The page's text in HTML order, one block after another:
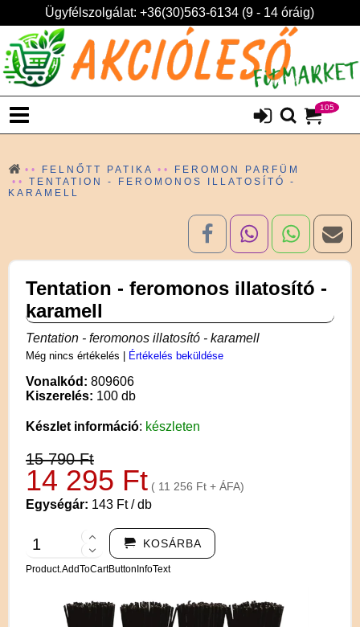
Ügyfélszolgálat: +36(30)563-6134 (9 - 14 óráig)
105
FELNŐTT PATIKA
FEROMON PARFÜM
TENTATION - FEROMONOS ILLATOSÍTÓ -
KARAMELL
Tentation - feromonos illatosító -
karamell
Tentation - feromonos illatosító - karamell
Még nincs értékelés Értékelés beküldése
Vonalkód: 809606
Kiszerelés: 100 db
Készlet információ: készleten
15 790 Ft
14 295 Ft ( 11 256 Ft + ÁFA)
Egységár: 143 Ft / db
KOSÁRBA
Product.AddToCartButtonInfoText